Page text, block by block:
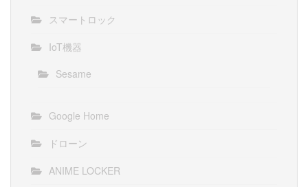
スマートロック
IoT機器
Sesame
Google Home
ドローン
ANIME LOCKER